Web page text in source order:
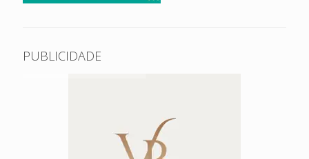
PUBLICIDADE